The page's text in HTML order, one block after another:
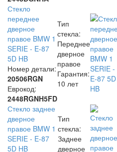
Стекло
переднее
дверное
правое BMW 1
SERIE - E-87
5D HB
Номер детали:
20506RGN
Еврокод:
2448RGNH5FD
Тип
стекла:
Переднее
дверное
правое
Гарантия:
10 лет
Стекло заднее
дверное
правое BMW 1
SERIE - E-87
5D HB
Тип
стекла:
Заднее
дверное